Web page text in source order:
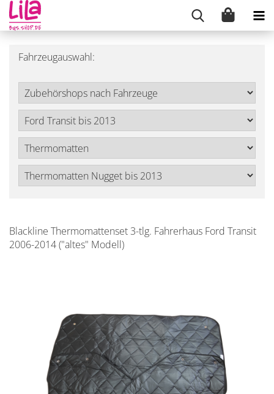
Fahrzeugauswahl:
Blackline Thermomattenset 3-tlg. Fahrerhaus Ford Transit
2006-2014 ("altes" Modell)